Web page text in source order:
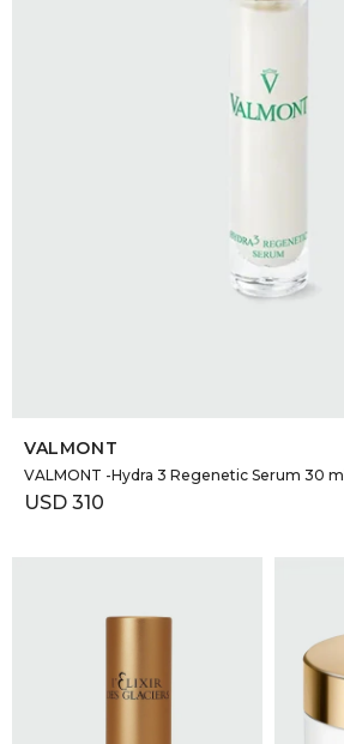
VALMONT
VALMONT -Hydra 3 Regenetic Serum 30 ml
USD 310